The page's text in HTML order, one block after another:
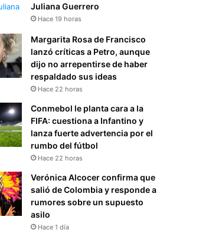
Juliana Guerrero
Hace 19 horas
Margarita Rosa de Francisco
lanzó críticas a Petro, aunque
dijo no arrepentirse de haber
respaldado sus ideas
Hace 22 horas
Conmebol le planta cara a la
FIFA: cuestiona a Infantino y
lanza fuerte advertencia por el
rumbo del fútbol
Hace 22 horas
Verónica Alcocer confirma que
salió de Colombia y responde a
rumores sobre un supuesto
asilo
Hace 1 día